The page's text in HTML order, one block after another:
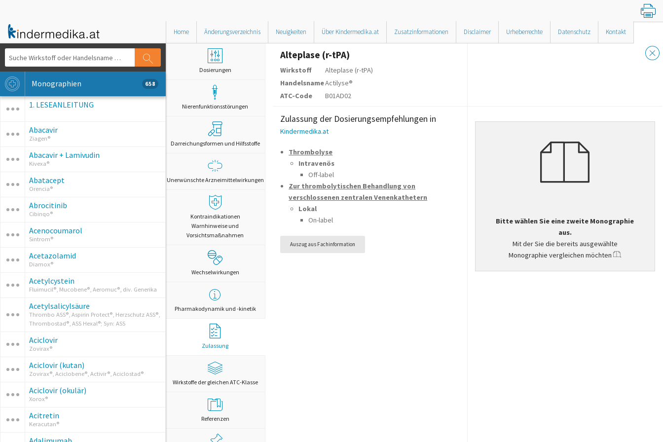
Home Änderungsverzeichnis Neuigkeiten Über Kindermedika.at Zusatzinformationen Disclaimer Urheberrechte Datenschutz Kontakt
Monographien 658
1. LESEANLEITUNG
Abacavir
Ziagen®
Abacavir + Lamivudin
Kivexa®
Abatacept
Orencia®
Abrocitinib
Cibinqo®
Acenocoumarol
Sintrom®
Acetazolamid
Diamox®
Acetylcystein
Fluimucil®, Mucobene®, Aeromuc®, div. Generika
Acetylsalicylsäure
Thrombo ASS®, Aspirin Protect®, Herzschutz ASS®,
Thrombostad®, ASS Hexal®; Syn: ASS
Aciclovir
Zovirax®
Aciclovir (kutan)
Zovirax®, Aciclobene®, Activir®, Aciclostad®
Aciclovir (okulär)
Xorox®
Acitretin
Keracutan®
Dosierungen
Nierenfunktionsstörungen
Darreichungsformen und Hilfsstoffe
Unerwünschte Arzneimittelwirkungen
Kontraindikationen
Warnhinweise und
Vorsichtsmaßnahmen
Wechselwirkungen
Pharmakodynamik und -kinetik
Zulassung
Wirkstoffe der gleichen ATC-Klasse
Referenzen
Alteplase (r-tPA)
Wirkstoff
Alteplase (r-tPA)
HandelsnameActilyse®
ATC-Code
B01AD02
Zulassung der Dosierungsempfehlungen in
Kindermedika.at
Thrombolyse
Intravenös
Off-label
Zur thrombolytischen Behandlung von
verschlossenen zentralen Venenkathetern
Lokal
On-label
Auszug aus Fachinformation
Bitte wählen Sie eine zweite Monographie
aus.
Mit der Sie die bereits ausgewählte
Monographie vergleichen möchten
.